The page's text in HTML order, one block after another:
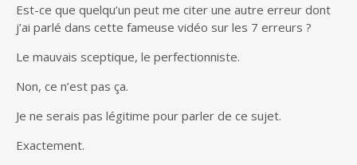
Est-ce que quelqu’un peut me citer une autre erreur dont
j’ai parlé dans cette fameuse vidéo sur les 7 erreurs ?
Le mauvais sceptique, le perfectionniste.
Non, ce n’est pas ça.
Je ne serais pas légitime pour parler de ce sujet.
Exactement.